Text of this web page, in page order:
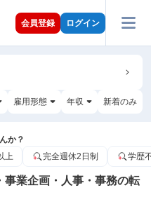
会員登録 ログイン
雇用形態 年収 新着のみ
か？
上 完全週休2日制 学歴
業企画・人事・事務の転